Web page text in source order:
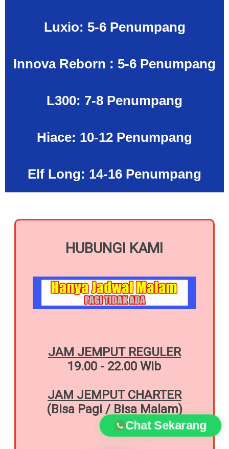
Luxio: 5-6 Penumpang
Innova Reborn : 5-6 Penumpang
L300: 7-8 Penumpang
Hiace: 10-12 Penumpang
Elf Long: 14-16 Penumpang
HUBUNGI KAMI
JAM JEMPUT REGULER
19.00 - 22.00 Wib
JAM JEMPUT CHARTER
(Bisa Pagi / Bisa Malam)
Chat Sekarang